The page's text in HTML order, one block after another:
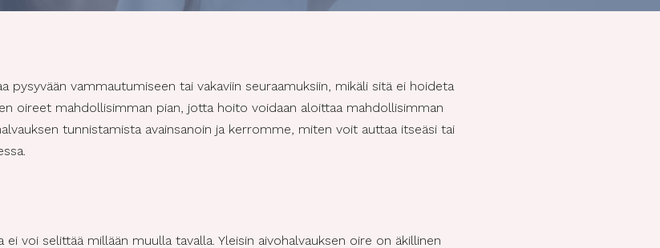
pysyvään vammautumiseen tai vakaviin seuraamuksiin, mikäli sitä ei hoideta
oireet mahdollisimman pian, jotta hoito voidaan aloittaa mahdollisimman
tunnistamista avainsanoin ja kerromme, miten voit auttaa itseäsi tai
voi selittää millään muulla tavalla. Yleisin aivohalvauksen oire on äkillinen